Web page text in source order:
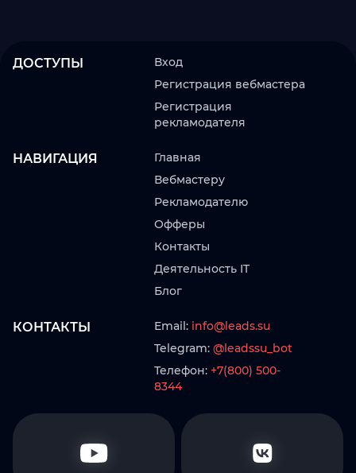
ДОСТУПЫ
Вход
Регистрация вебмастера
Регистрация
рекламодателя
НАВИГАЦИЯ
Главная
Вебмастеру
Рекламодателю
Офферы
Контакты
Деятельность IT
Блог
КОНТАКТЫ Email: info@leads.su
Telegram: @leadssu_bot
Телефон: +7(800) 500-
8344